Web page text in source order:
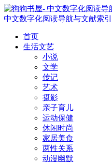
中文数字化阅读导航与文献索
首页
生活文艺
小说
文学
传记
艺术
摄影
亲子育儿
运动保健
休闲时尚
家居美食
两性关系
动漫幽默